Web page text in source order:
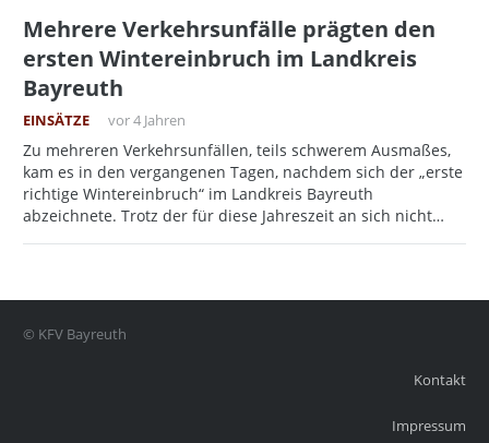
Mehrere Verkehrsunfälle prägten den
ersten Wintereinbruch im Landkreis
Bayreuth
EINSÄTZE vor 4 Jahren
Zu mehreren Verkehrsunfällen, teils schwerem Ausmaßes,
kam es in den vergangenen Tagen, nachdem sich der „erste
richtige Wintereinbruch“ im Landkreis Bayreuth
abzeichnete. Trotz der für diese Jahreszeit an sich nicht…
© KFV Bayreuth
Kontakt
Impressum